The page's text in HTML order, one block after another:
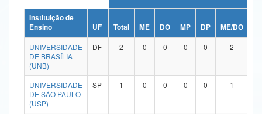
Ministério da Ciência, Tecnologia, Inovações e Comunicações
Ministério do Meio Ambiente
Ministério do Turismo
Ministério do Desenvolvimento Regional
Controladoria-Geral da União
Instituição de
Ensino
UF Total ME DO MP DP ME/DO
UNIVERSIDADE
DE BRASÍLIA
(UNB)
DF 2 0 0 0 0 2
UNIVERSIDADE
DE SÃO PAULO
(USP)
SP 1 0 0 0 0 1